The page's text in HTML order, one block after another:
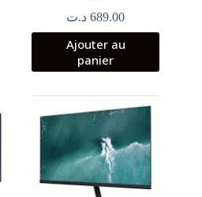
689.00 د.ت
Ajouter au
panier